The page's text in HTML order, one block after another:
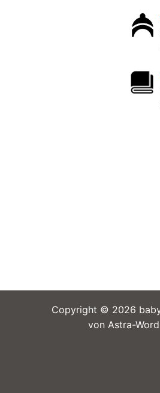
Copyright © 2026
von Astra-